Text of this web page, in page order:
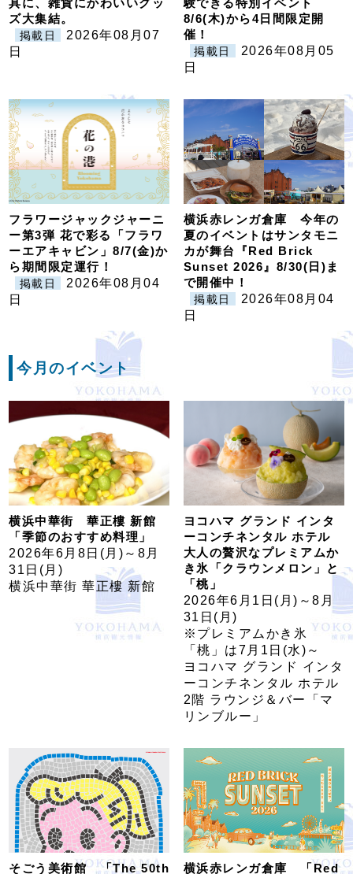
具に、雑貨にかわいいグッ
ズ大集結。
掲載日
2026年08月07
日
験できる特別イベント
8/6(木)から4日間限定開
催！
掲載日
2026年08月05
日
フラワージャックジャーニ
ー第3弾 花で彩る「フラワ
ーエアキャビン」8/7(金)か
ら期間限定運行！
掲載日
2026年08月04
日
横浜赤レンガ倉庫 今年の
夏のイベントはサンタモニ
カが舞台『Red Brick
Sunset 2026』8/30(日)ま
で開催中！
掲載日
2026年08月04
日
今月のイベント
横浜中華街 華正樓 新館
「季節のおすすめ料理」
2026年6月8日(月)～8月
31日(月)
横浜中華街 華正樓 新館
ヨコハマ グランド インタ
ーコンチネンタル ホテル
大人の贅沢なプレミアムか
き氷「クラウンメロン」と
「桃」
2026年6月1日(月)～8月
31日(月)
※プレミアムかき氷
「桃」は7月1日(水)～
ヨコハマ グランド インタ
ーコンチネンタル ホテル
2階 ラウンジ＆バー「マ
リンブルー」
そごう美術館 「The 50th
横浜赤レンガ倉庫 「Red